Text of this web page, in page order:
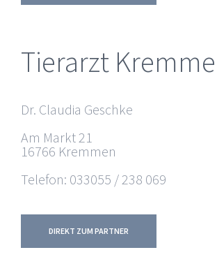
Tierarzt
Dr. Claudia Geschke
Am Markt 21
16766 Kremmen
Telefon: 033055 / 238 069
DIREKT ZUM PARTNER